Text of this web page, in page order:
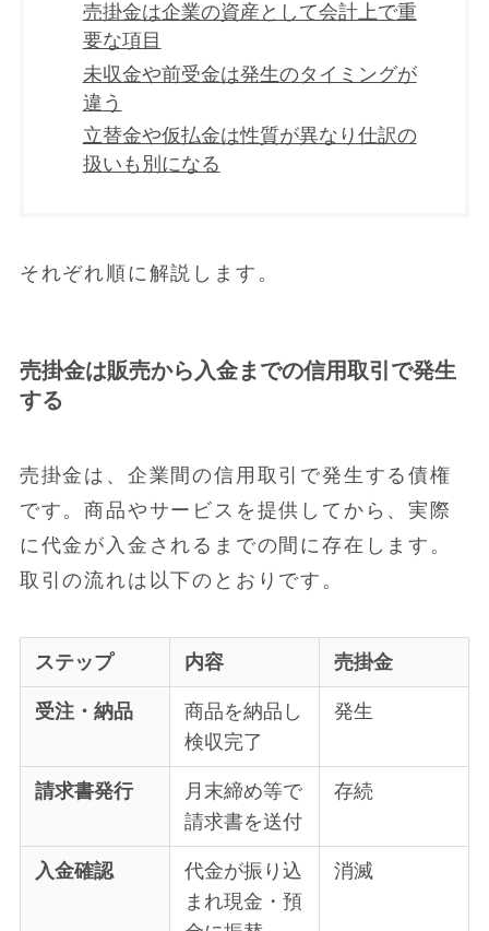
売掛金は企業の資産として会計上で重
要な項目
未収金や前受金は発生のタイミングが
違う
立替金や仮払金は性質が異なり仕訳の
扱いも別になる
それぞれ順に解説します。
売掛金は販売から入金までの信用取引で発生
する
売掛金は、企業間の信用取引で発生する債権
です。商品やサービスを提供してから、実際
に代金が入金されるまでの間に存在します。
取引の流れは以下のとおりです。
ステップ 内容 売掛金
受注・納品
商品を納品し
検収完了
発生
請求書発行
月末締め等で
請求書を送付
存続
入金確認
代金が振り込
まれ現金・預
消滅